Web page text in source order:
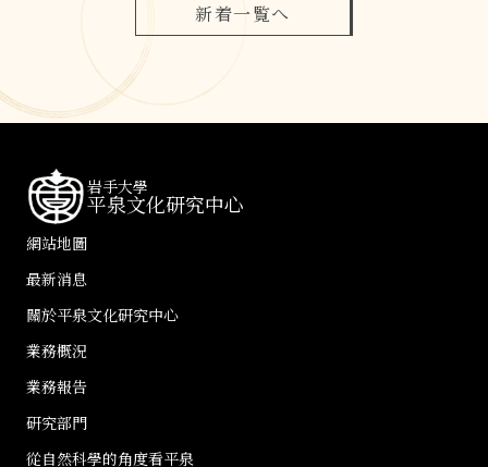
新着一覧へ
岩手大學
平泉文化研究中心
網站地圖
最新消息
關於平泉文化研究中心
業務概況
業務報告
研究部門
從自然科學的角度看平泉